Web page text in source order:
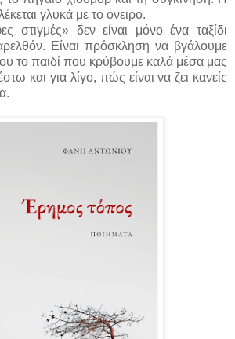
γλυκά με το όνειρο.
στιγμές» δεν είναι μόνο ένα ταξίδι
Είναι πρόσκληση να βγάλουμε
το παιδί που κρύβουμε καλά μέσα μας
και για λίγο, πώς είναι να ζει κανείς